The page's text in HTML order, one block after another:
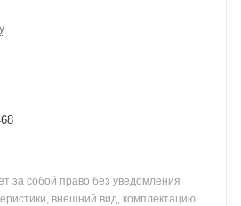
за собой право без уведомления
внешний вид, комплектацию